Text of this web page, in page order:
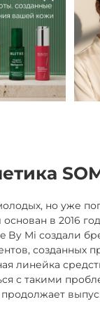
но уже
в 2016
By Mi создали
созданных
линейка
с такими